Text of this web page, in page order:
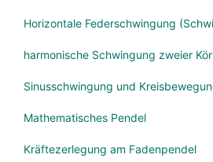
Horizontale Federschwingung
harmonische Schwingung zweier
Sinusschwingung und
Mathematisches Pendel
Kräftezerlegung am Fadenpendel